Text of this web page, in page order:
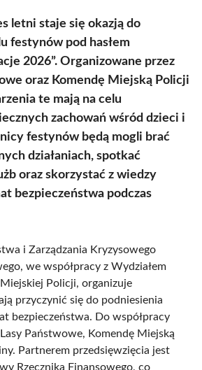
letni staje się okazją do
festynów pod hasłem
2026”. Organizowane przez
oraz Komendę Miejską Policji
te mają na celu
zachowań wśród dzieci i
festynów będą mogli brać
działaniach, spotkać
oraz skorzystać z wiedzy
bezpieczeństwa podczas
i Zarządzania Kryzysowego
we współpracy z Wydziałem
Policji, organizuje
przyczynić się do podniesienia
bezpieczeństwa. Do współpracy
Państwowe, Komendę Miejską
Partnerem przedsięwzięcia jest
Rzecznika Finansowego, co